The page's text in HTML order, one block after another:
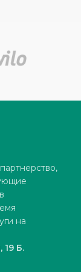
на
19 Б.